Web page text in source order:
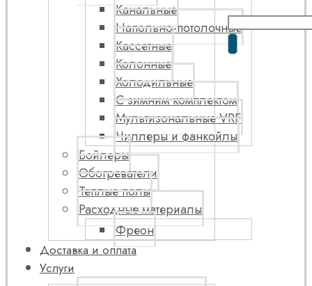
Канальные
Напольно-потолочные
Кассетные
Колонные
Холодильные
С зимним комплектом
Мультизональные VRF
Чиллеры и фанкойлы
Бойлеры
Обогреватели
Теплые полы
Расходные материалы
Фреон
Доставка и оплата
Услуги